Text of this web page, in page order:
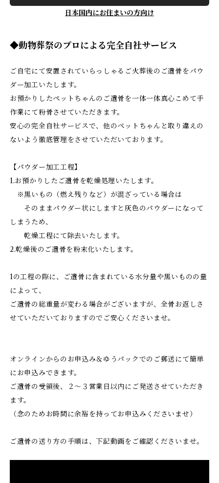
日本国内にお住まいの方向け
◆動物葬祭のプロによる完全自社サービス
ご自宅にて安置されていらっしゃるご火葬後のご遺骨をパウ
ダー加工いたします。
お預かりしたペットちゃんのご遺骨を一体一体真心こめて手
作業にて粉骨させていただきます。
安心の完全自社サービスで、他のペットちゃんと取り違えの
ないよう徹底管理をさせていただいております。
【パウダー加工工程】
1.お預かりしたご遺骨を乾燥処理いたします。
※黒いもの（燃え残りなど）が混ざっている場合は
そのままパウダー状にしますと灰色のパウダーになって
しまうため、
乾燥工程にて除去いたします。
2.乾燥後のご遺骨を粉末化いたします。
1の工程の際に、ご遺骨に含まれている水分量や黒いものの量
によって、
ご遺骨の総重量が変わる場合がございますが、全骨お返しさ
せていただいておりますのでご安心くださいませ。
オンラインからのお申込み＆ゆうパックでのご郵送にて簡単
にお申込みできます。
ご遺骨の受領後、２～３営業日以内にご発送させていただき
ます。
（念のためお時間に余裕を持ってお申込みくださいませ）
ご遺骨の送り方の手順は、下記動画をご確認くださいませ。